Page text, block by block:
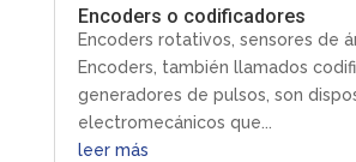
Encoders o codificadores
Encoders rotativos, sensores de
Encoders, también llamados
generadores de pulsos, son
electromecánicos que...
leer más